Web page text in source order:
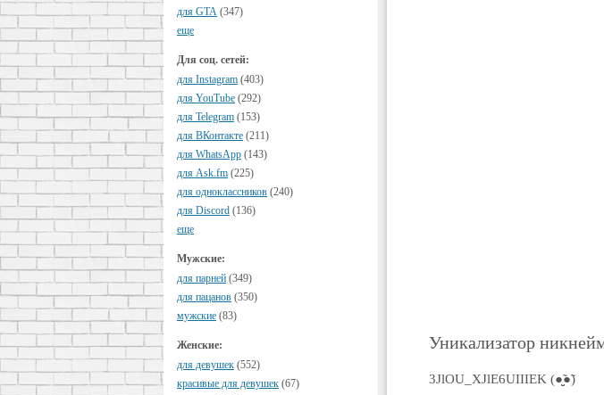
для GTA (347)
еще
Для соц. сетей:
для Instagram (403)
для YouTube (292)
для Telegram (153)
для ВКонтакте (211)
для WhatsApp (143)
для Ask.fm (225)
для одноклассников (240)
для Discord (136)
еще
Мужские:
для парней (349)
для пацанов (350)
мужские (83)
Женские:
для девушек (552)
красивые для девушек (67)
Уникализатор
3JlOU_XJlE6UIIIEK (●̮̮̃●̃)